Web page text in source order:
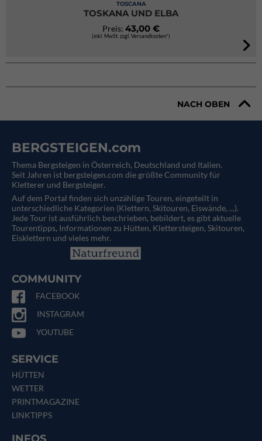
TOSCANA
TOSKANA UND ELBA
Preis: 43,00 €
(inkl. MwSt. zzgl. Versandkosten*)
NACH OBEN
BERGSTEIGEN.com
Thema Bergsteigen in Österreich, Deutschland und Italien.
Seit Jahren ist bergsteigen.com die größte Community für
Kletterer und Bergsteiger.
Auf dem Portal finden sich unzählige Touren, eingeteilt in
unterschiedliche Kategorien (Klettern, Skitouren, Eiswände, ...).
Jede Tour ist ausführlich beschrieben, bebildert, es gibt aktuelle
Tourentipps, Informationen zu Hütten, Klettersteigen, Skitouren,
Eisklettern und vieles mehr.
COMMUNITY
FACEBOOK
INSTAGRAM
YOUTUBE
SERVICE
HÜTTEN
WETTER
PRINTMAGAZINE
LINKTIPPS